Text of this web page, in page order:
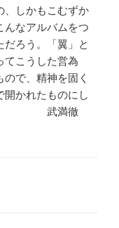
、しかもこむずか
んなアルバムをつ
だろう。「翼」と
てこうした営為
で、精神を固く
開かれたものにし
い。 武満徹